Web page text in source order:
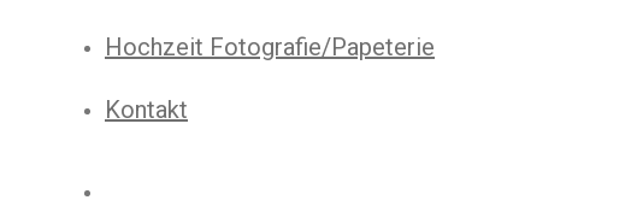
Hochzeit Fotografie/Papeterie
Kontakt